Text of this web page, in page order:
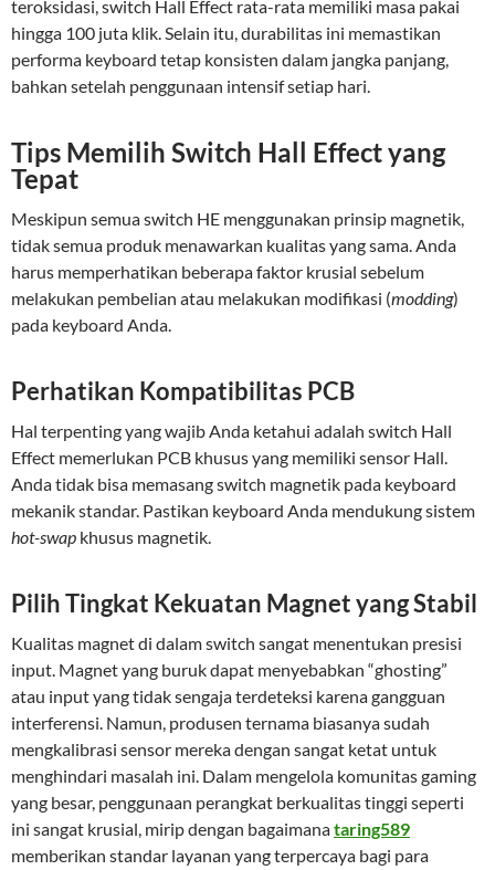
teroksidasi, switch Hall Effect rata-rata memiliki masa pakai
hingga 100 juta klik. Selain itu, durabilitas ini memastikan
performa keyboard tetap konsisten dalam jangka panjang,
bahkan setelah penggunaan intensif setiap hari.
Tips Memilih Switch Hall Effect yang
Tepat
Meskipun semua switch HE menggunakan prinsip magnetik,
tidak semua produk menawarkan kualitas yang sama. Anda
harus memperhatikan beberapa faktor krusial sebelum
melakukan pembelian atau melakukan modifikasi (modding)
pada keyboard Anda.
Perhatikan Kompatibilitas PCB
Hal terpenting yang wajib Anda ketahui adalah switch Hall
Effect memerlukan PCB khusus yang memiliki sensor Hall.
Anda tidak bisa memasang switch magnetik pada keyboard
mekanik standar. Pastikan keyboard Anda mendukung sistem
hot-swap khusus magnetik.
Pilih Tingkat Kekuatan Magnet yang Stabil
Kualitas magnet di dalam switch sangat menentukan presisi
input. Magnet yang buruk dapat menyebabkan “ghosting”
atau input yang tidak sengaja terdeteksi karena gangguan
interferensi. Namun, produsen ternama biasanya sudah
mengkalibrasi sensor mereka dengan sangat ketat untuk
menghindari masalah ini. Dalam mengelola komunitas gaming
yang besar, penggunaan perangkat berkualitas tinggi seperti
ini sangat krusial, mirip dengan bagaimanataring589
memberikan standar layanan yang terpercaya bagi para